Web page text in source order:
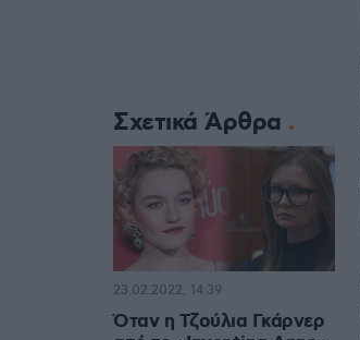
Σχετικά Άρθρα
Όταν η Τζούλια Γκάρνερ
23.02.2022, 14:39